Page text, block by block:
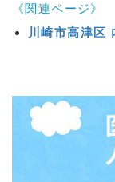
《関連ページ》
川崎市高津区